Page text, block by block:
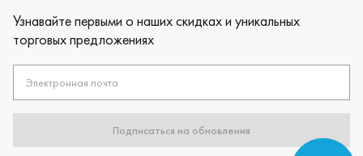
Узнавайте первыми о наших скидках и уникальных
торговых предложениях
Электронная почта
Подписаться на обновления